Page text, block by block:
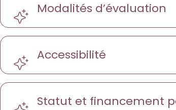
Modalités d’évaluation
Accessibilité
Statut et financement